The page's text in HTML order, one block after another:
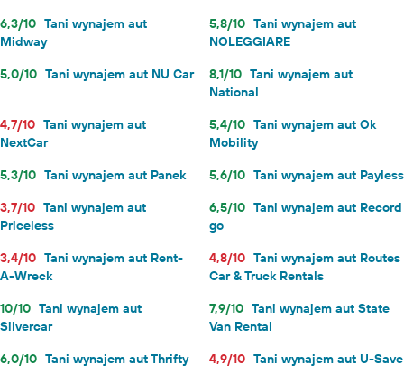
6,3/10 Tani wynajem aut
Midway
5,8/10 Tani wynajem aut
NOLEGGIARE
5,0/10 Tani wynajem aut NU Car 8,1/10 Tani wynajem aut
National
4,7/10 Tani wynajem aut
NextCar
5,4/10 Tani wynajem aut Ok
Mobility
5,3/10 Tani wynajem aut Panek 5,6/10 Tani wynajem aut Payless
3,7/10 Tani wynajem aut
Priceless
6,5/10 Tani wynajem aut Record
go
3,4/10 Tani wynajem aut Rent-
A-Wreck
4,8/10 Tani wynajem aut Routes
Car & Truck Rentals
10/10 Tani wynajem aut
Silvercar
7,9/10 Tani wynajem aut State
Van Rental
6,0/10 Tani wynajem aut Thrifty 4,9/10 Tani wynajem aut U-Save